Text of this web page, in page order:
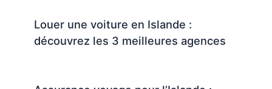
Louer une voiture en Islande :
découvrez les 3 meilleures agences